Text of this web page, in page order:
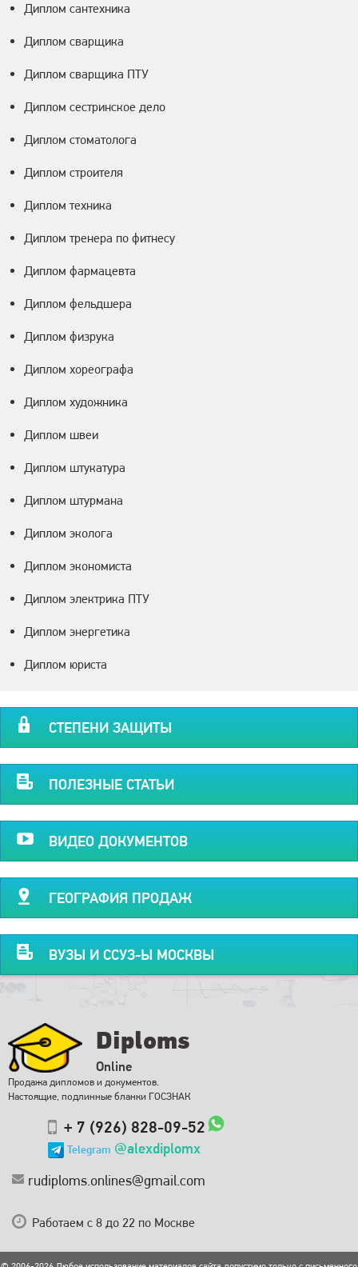
Диплом сантехника
Диплом сварщика
Диплом сварщика ПТУ
Диплом сестринское дело
Диплом стоматолога
Диплом строителя
Диплом техника
Диплом тренера по фитнесу
Диплом фармацевта
Диплом фельдшера
Диплом физрука
Диплом хореографа
Диплом художника
Диплом швеи
Диплом штукатура
Диплом штурмана
Диплом эколога
Диплом экономиста
Диплом электрика ПТУ
Диплом энергетика
Диплом юриста
СТЕПЕНИ ЗАЩИТЫ
ПОЛЕЗНЫЕ СТАТЬИ
ВИДЕО ДОКУМЕНТОВ
ГЕОГРАФИЯ ПРОДАЖ
ВУЗЫ И ССУЗ-Ы МОСКВЫ
Diploms
Online
Продажа дипломов и документов.
Настоящие, подлинные бланки ГОСЗНАК
+ 7 (926) 828-09-52
Telegram @alexdiplomx
rudiploms.onlines@gmail.com
Работаем с 8 до 22 по Москве